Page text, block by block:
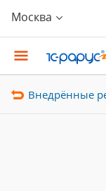
Москва
Внедрённые